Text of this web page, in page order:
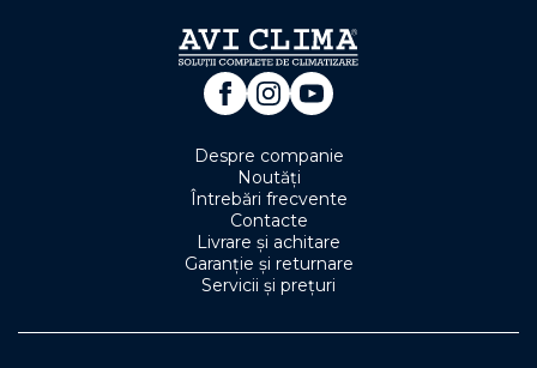
Despre companie
Noutăți
Întrebări frecvente
Contacte
Livrare și achitare
Garanție și returnare
Servicii și prețuri